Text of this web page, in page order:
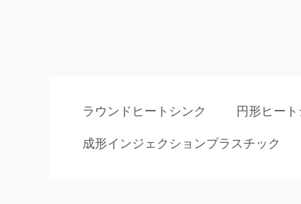
ラウンドヒートシンク 円形ヒート
成形インジェクションプラスチック